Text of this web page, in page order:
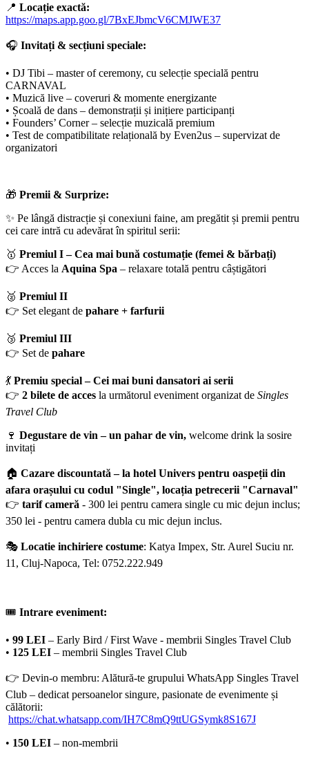
📍 Locație exactă:
https://maps.app.goo.gl/7BxEJbmcV6CMJWE37
🎧 Invitați & secțiuni speciale:
• DJ Tibi – master of ceremony, cu selecție specială pentru
CARNAVAL
• Muzică live – coveruri & momente energizante
• Școală de dans – demonstrații și inițiere participanți
• Founders’ Corner – selecție muzicală premium
• Test de compatibilitate relațională by Even2us – supervizat de
organizatori
🎁 Premii & Surprize:
✨ Pe lângă distracție și conexiuni faine, am pregătit și premii pentru
cei care intră cu adevărat în spiritul serii:
🥇 Premiul I – Cea mai bună costumație (femei & bărbați)
👉 Acces la Aquina Spa – relaxare totală pentru câștigători
🥈 Premiul II
👉 Set elegant de pahare + farfurii
🥉 Premiul III
👉 Set de pahare
💃 Premiu special – Cei mai buni dansatori ai serii
👉 2 bilete de acces la următorul eveniment organizat de Singles
Travel Club
🍷 Degustare de vin – un pahar de vin, welcome drink la sosire
invitați
🏠 Cazare discountată – la hotel Univers pentru oaspeții din
afara orașului cu codul "Single", locația petrecerii "Carnaval"
👉 tarif cameră - 300 lei pentru camera single cu mic dejun inclus;
350 lei - pentru camera dubla cu mic dejun inclus.
🎭 Locatie inchiriere costume: Katya Impex, Str. Aurel Suciu nr.
11, Cluj-Napoca, Tel: 0752.222.949
🎟 Intrare eveniment:
• 99 LEI – Early Bird / First Wave - membrii Singles Travel Club
• 125 LEI – membrii Singles Travel Club
👉 Devin-o membru: Alătură-te grupului WhatsApp Singles Travel
Club – dedicat persoanelor singure, pasionate de evenimente și
călătorii:
https://chat.whatsapp.com/IH7C8mQ9ttUGSymk8S167J
• 150 LEI – non-membrii